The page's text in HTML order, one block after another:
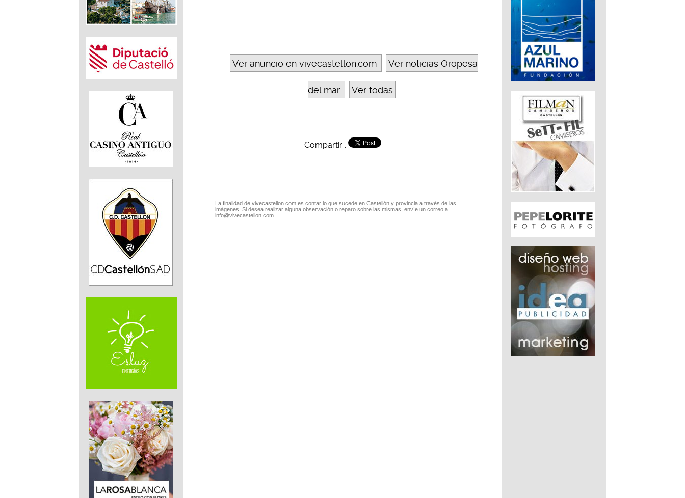
Ver anuncio en vivecastellon.com Ver noticias Oropesa
del mar Ver todas
Compartir :
La finalidad de vivecastellon.com es contar lo que sucede en Castellón y provincia a través de las
imágenes. Si desea realizar alguna observación o reparo sobre las mismas, envíe un correo a
info@vivecastellon.com